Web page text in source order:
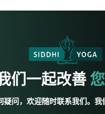
们一起改善
疑问，欢迎随时联系我们。我